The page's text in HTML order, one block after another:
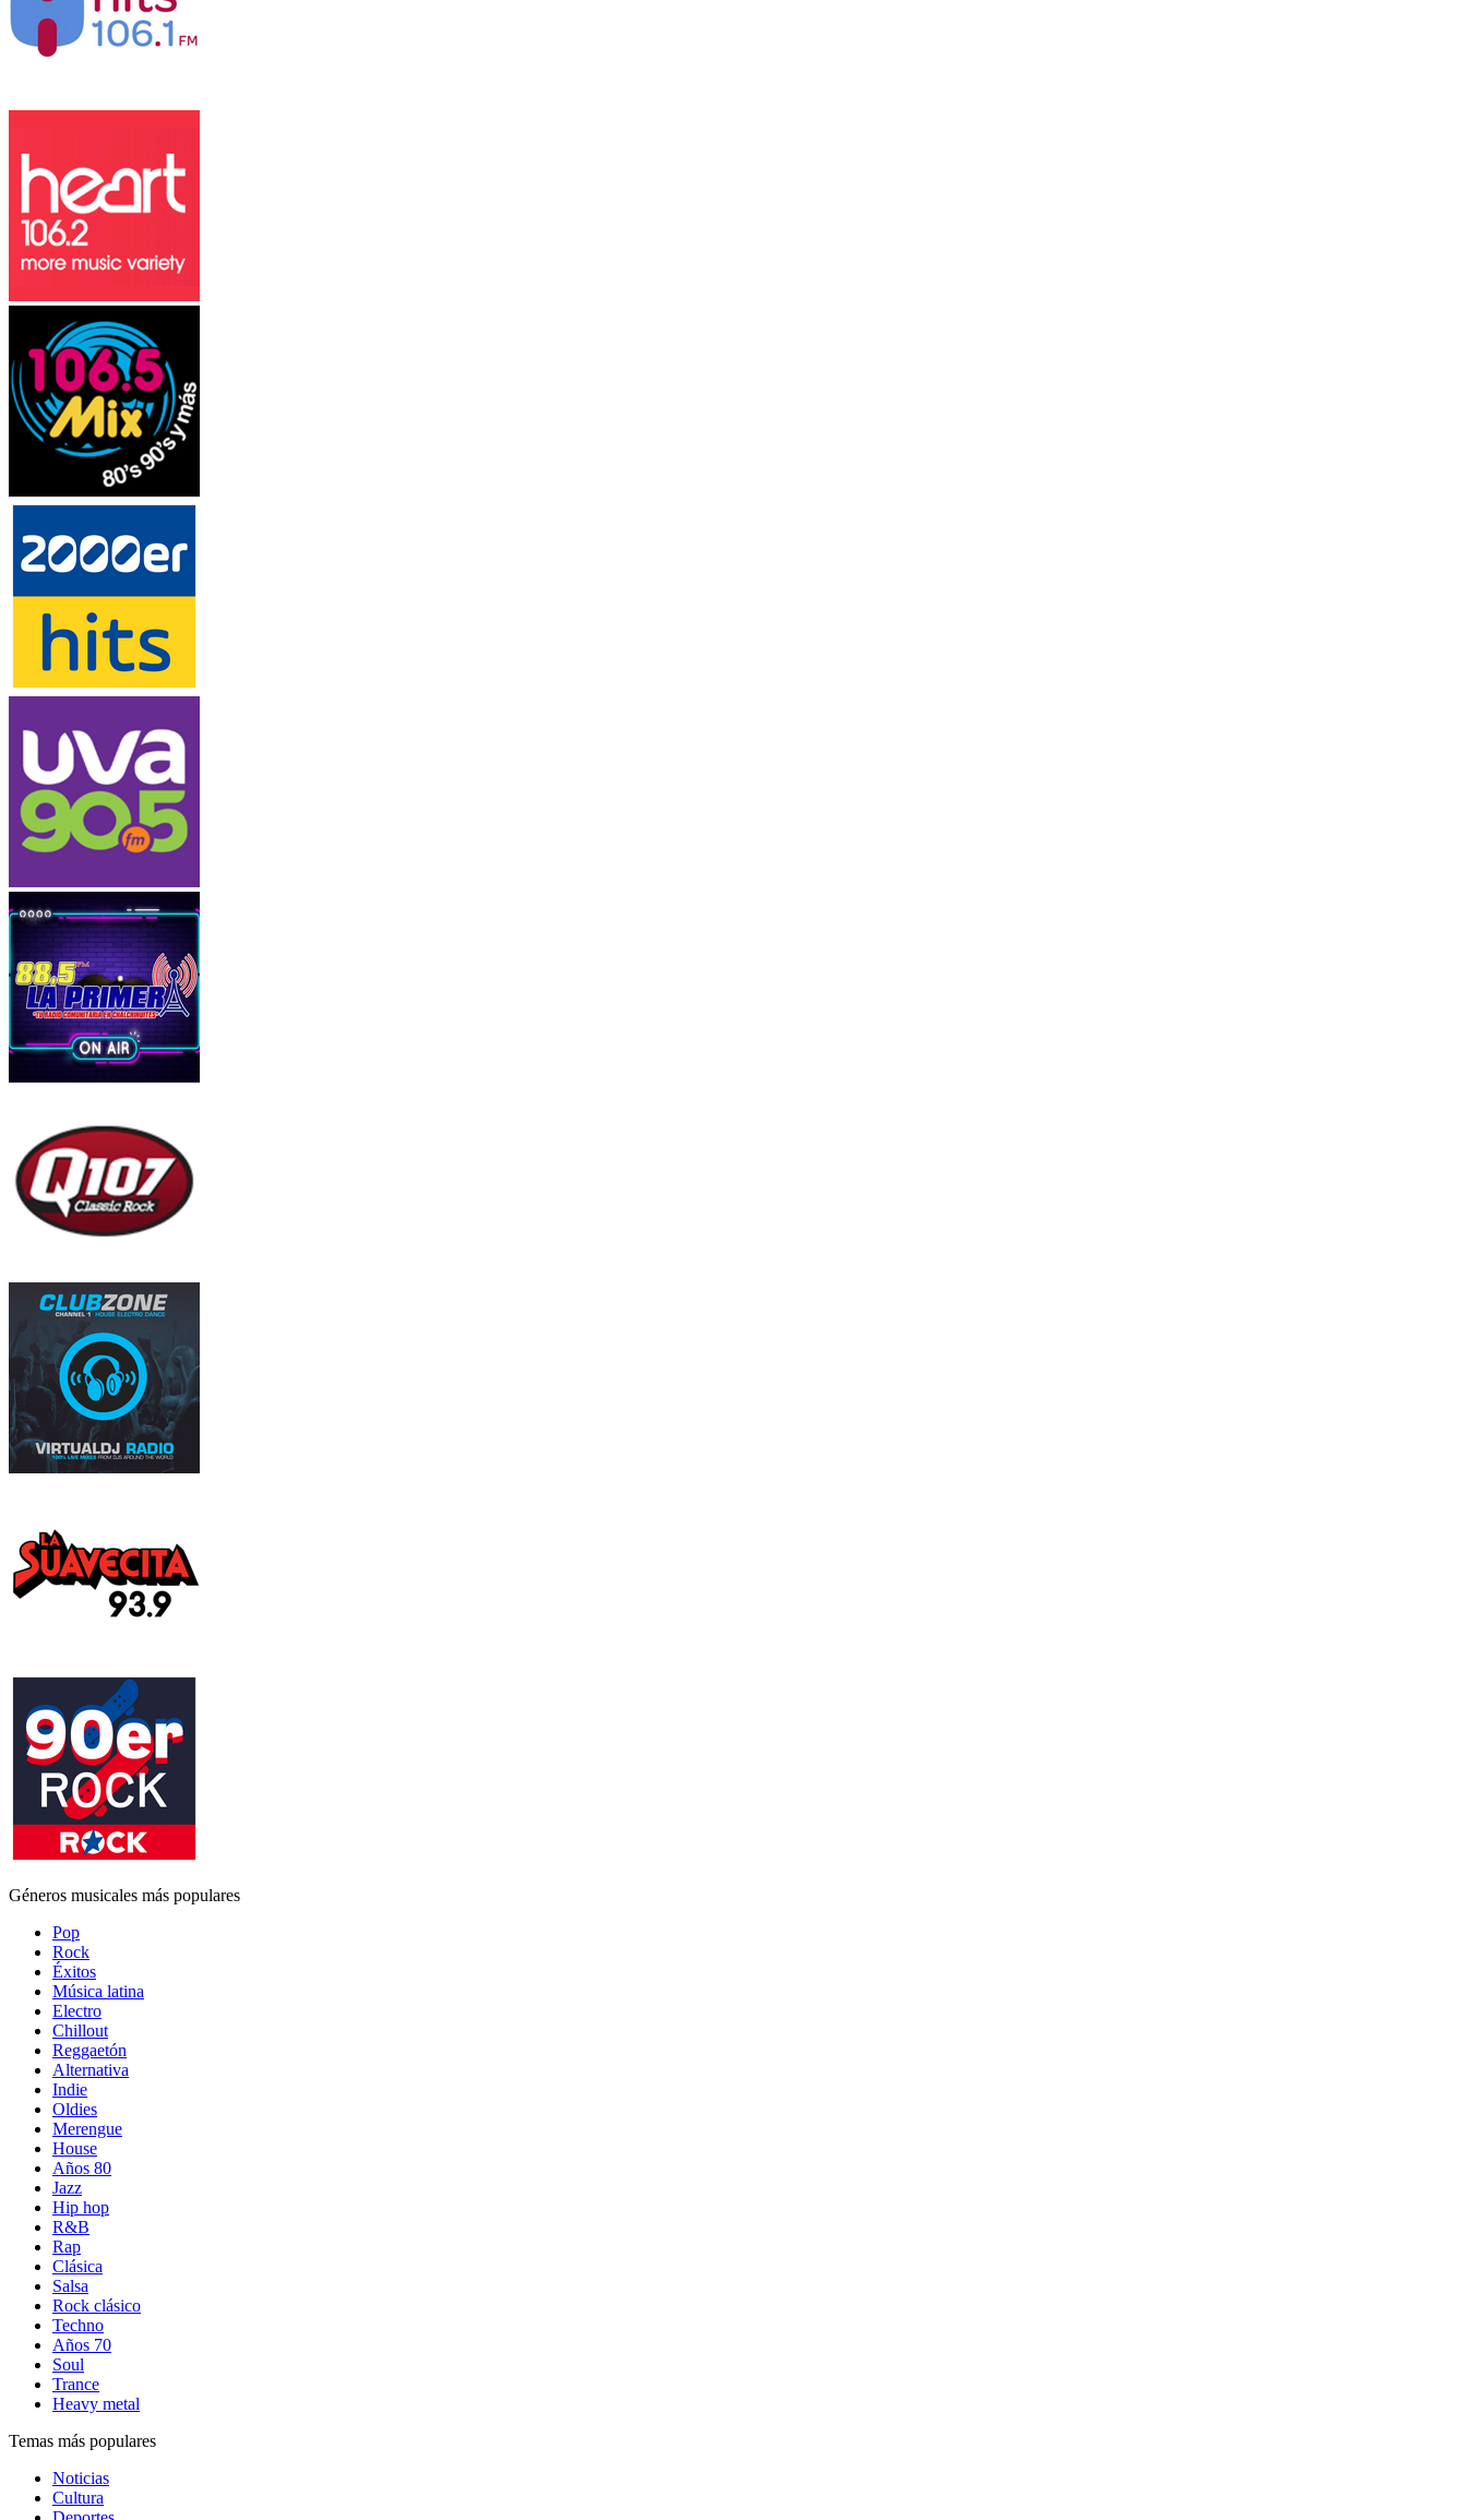
Géneros musicales más populares
Pop
Rock
Éxitos
Música latina
Electro
Chillout
Reggaetón
Alternativa
Indie
Oldies
Merengue
House
Años 80
Jazz
Hip hop
R&B
Rap
Clásica
Salsa
Rock clásico
Techno
Años 70
Soul
Trance
Heavy metal
Temas más populares
Noticias
Cultura